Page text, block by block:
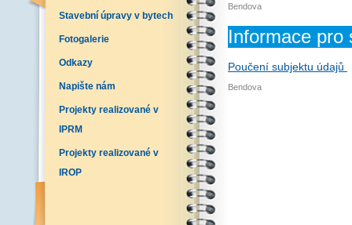
Stavební úpravy v bytech
Fotogalerie
Odkazy
Napište nám
Projekty realizované v
IPRM
Projekty realizované v
IROP
Bendova
Informace pro
Poučení subjektu údajů
Bendova